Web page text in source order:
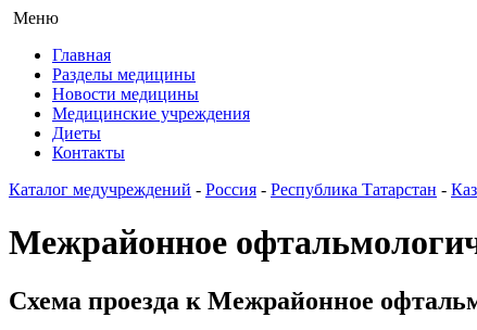
Меню
Главная
Разделы медицины
Новости медицины
Медицинские учреждения
Диеты
Контакты
Каталог медучреждений - Россия - Республика Татарстан -
Межрайонное
Схема проезда к Межрайонное